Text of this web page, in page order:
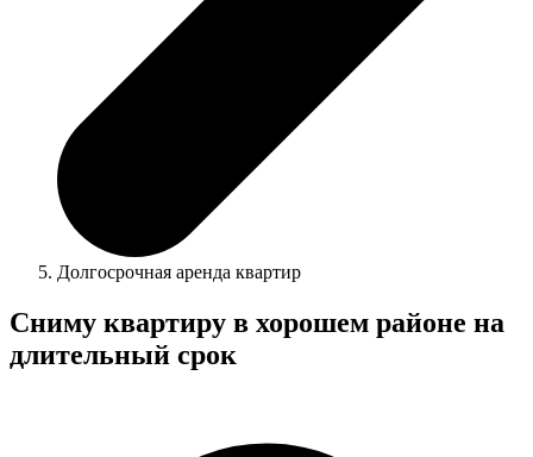
Долгосрочная аренда квартир
Сниму квартиру в хорошем районе на
длительный срок